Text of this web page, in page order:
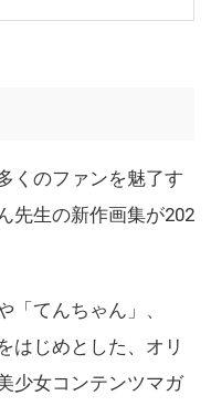
くのファンを魅了す
先生の新作画集が202
「てんちゃん」、
はじめとした、オリ
少女コンテンツマガ